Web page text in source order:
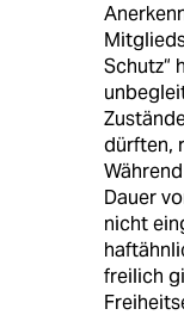
Schutz“
dürften,
Dauer
nicht
freilich